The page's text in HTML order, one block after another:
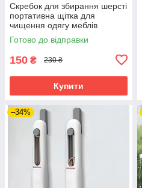
Скребок для збирання шерсті
портативна щітка для
чищення одягу меблів
килимів універсальна
Готово до відправки
150 ₴ 230 ₴
Купити
–34%